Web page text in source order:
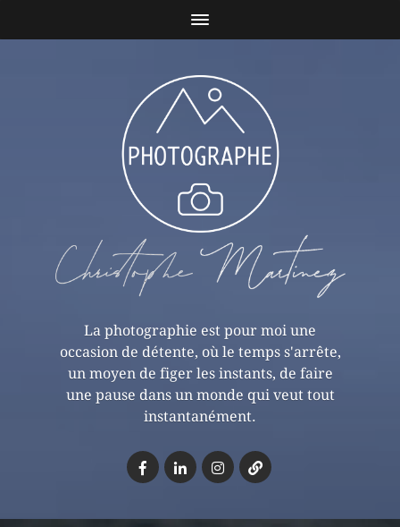
La photographie est pour moi une
occasion de détente, où le temps s'arrête,
un moyen de figer les instants, de faire
une pause dans un monde qui veut tout
instantanément.